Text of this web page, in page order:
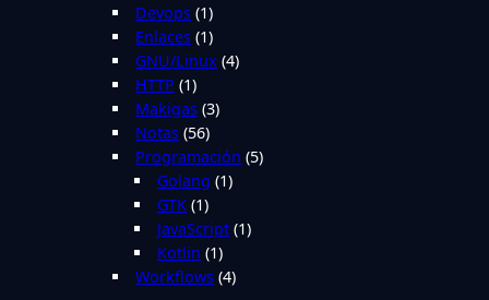
Devops (1)
Enlaces (1)
GNU/Linux (4)
HTTP (1)
Makigas (3)
Notas (56)
Programación (5)
Golang (1)
GTK (1)
JavaScript (1)
Kotlin (1)
Workflows (4)